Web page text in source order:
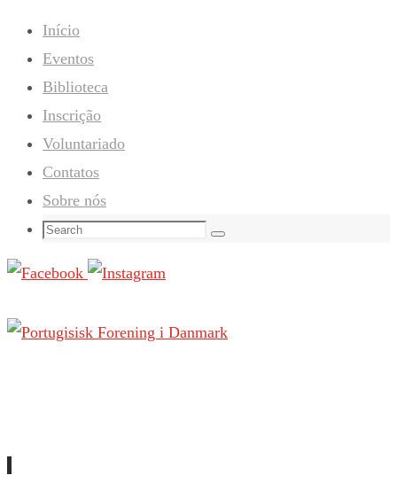
Início
Eventos
Biblioteca
Inscrição
Voluntariado
Contatos
Sobre nós
Search
Search